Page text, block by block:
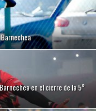
en el cierre de la 5°